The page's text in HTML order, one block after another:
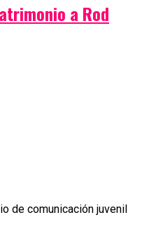
a Rod
de comunicación juvenil